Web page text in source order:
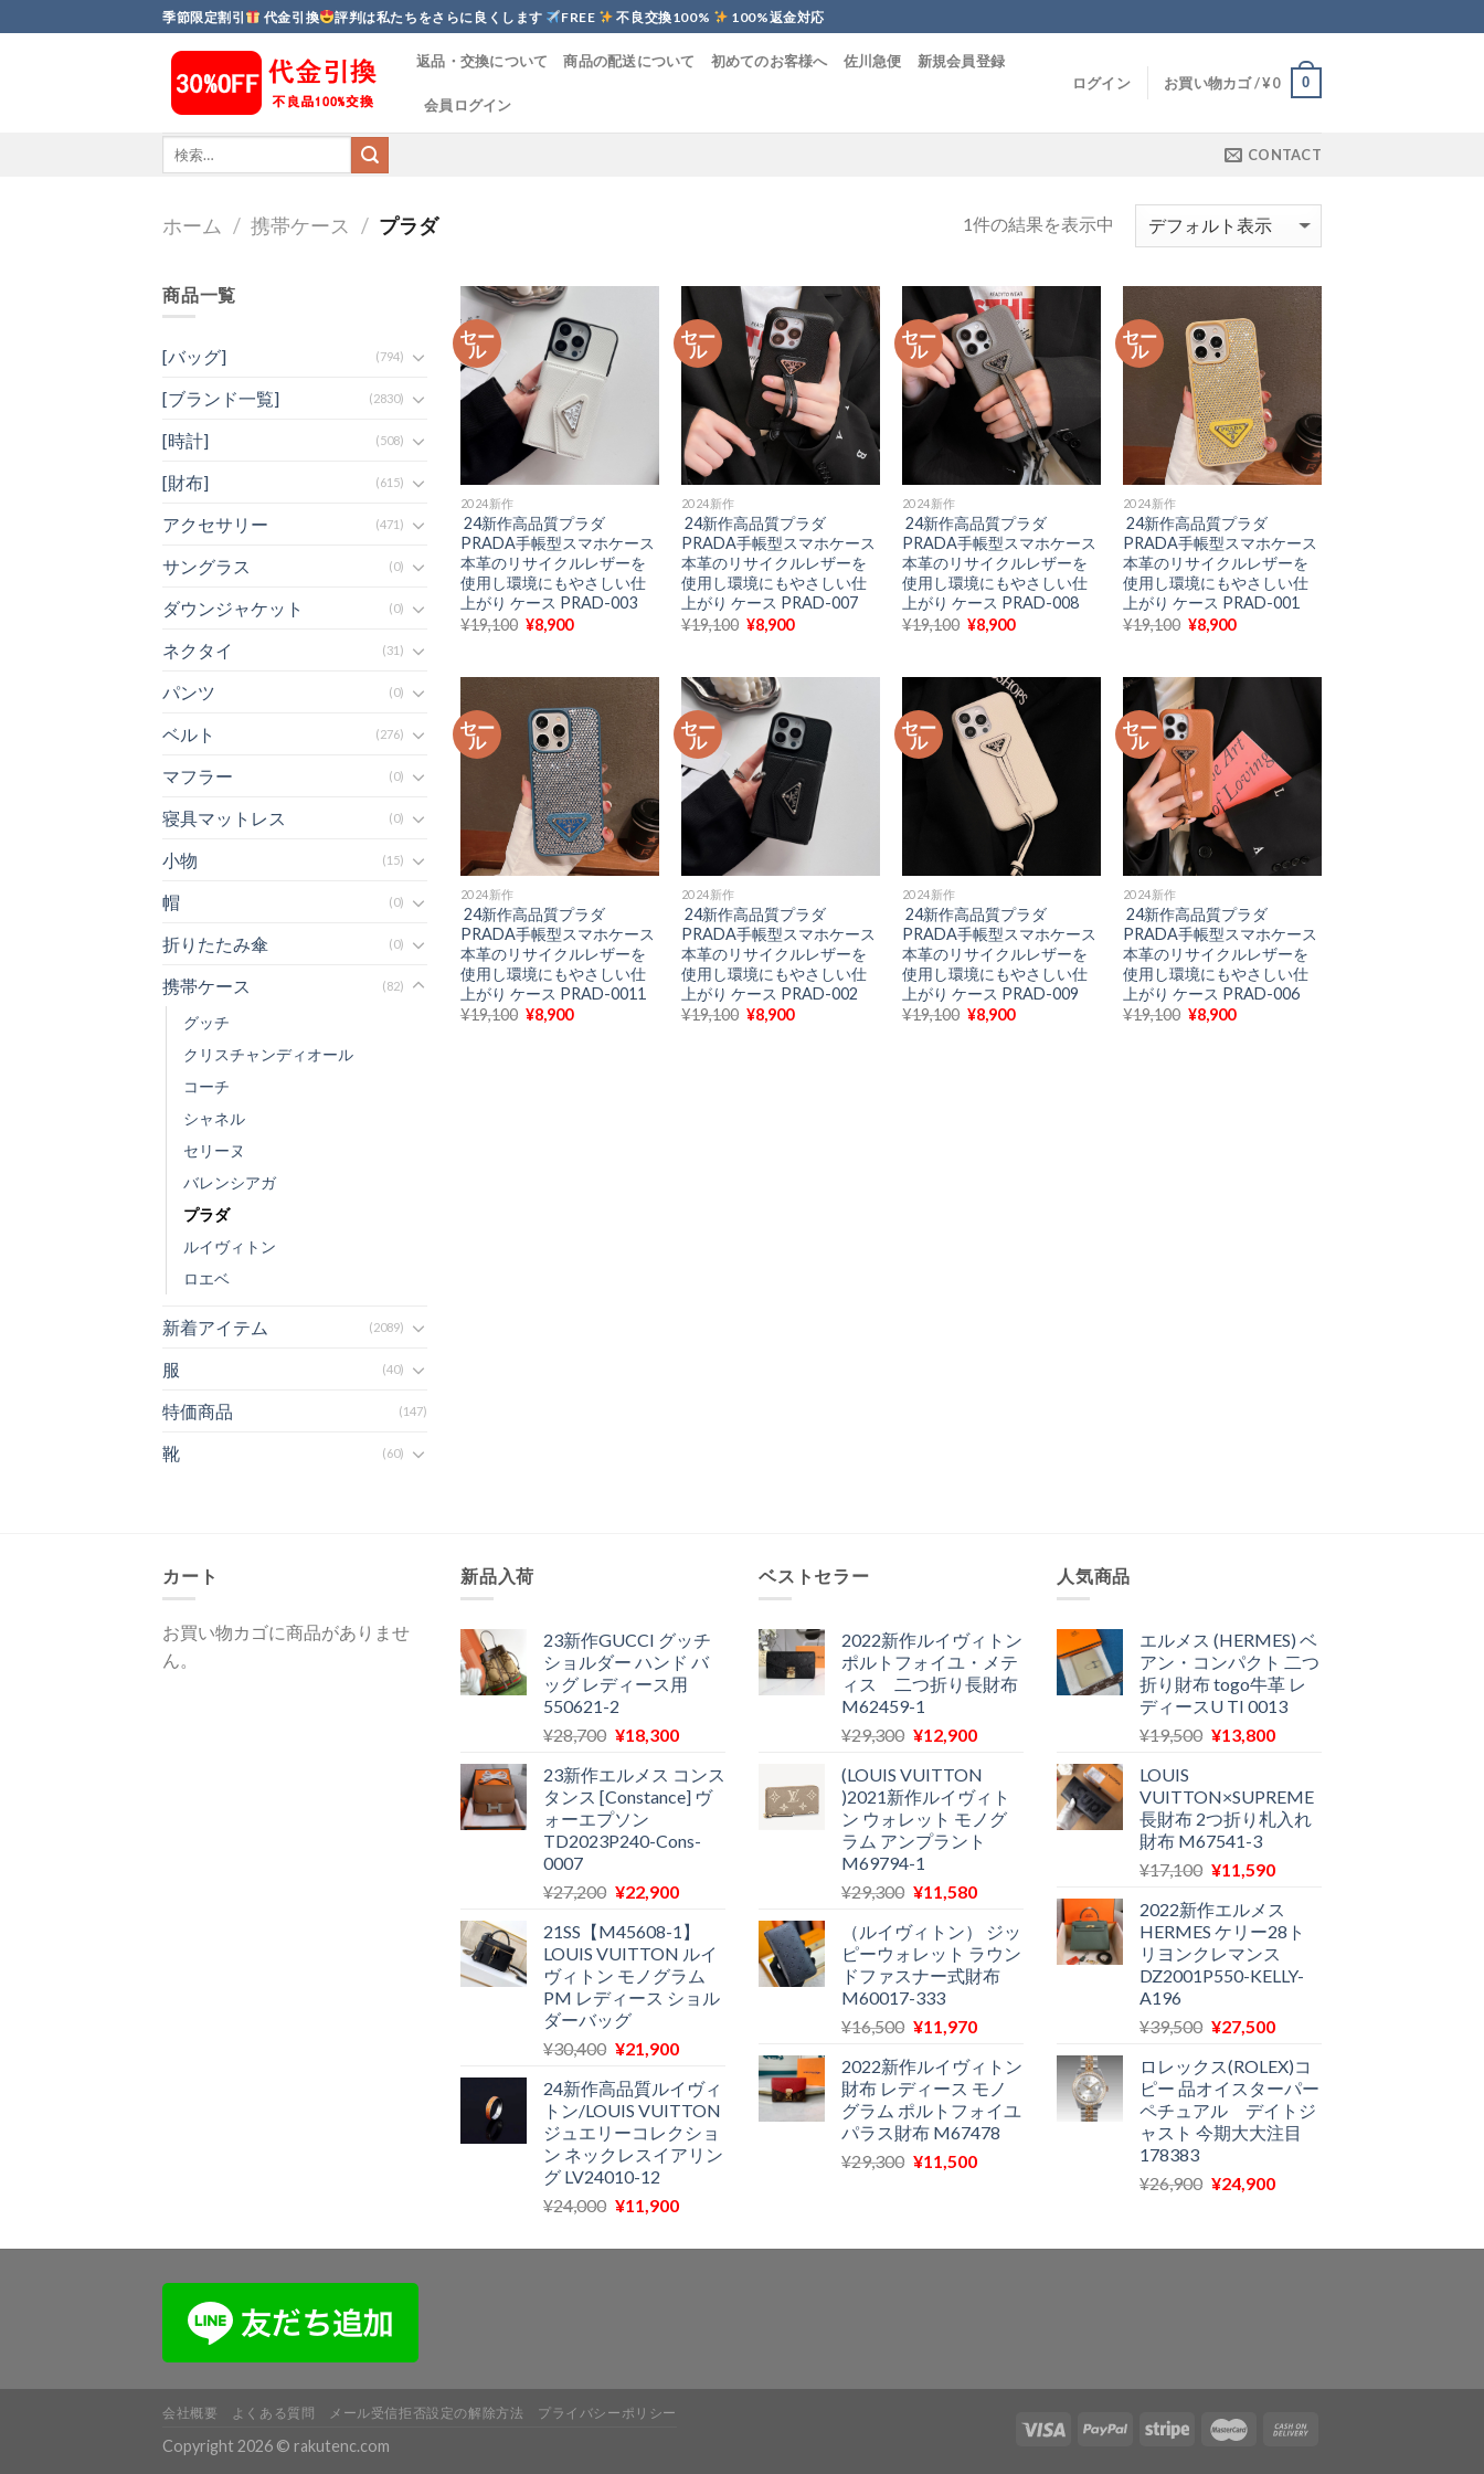
to
季節限定割引 代金引換 評判は私たちをさらに良くします FREE 不良交換100% 100%返金対応
返品・交換について 商品の配送について 初めてのお客様へ 佐川急便 新規会員登録
会員ログイン
ログイン お買い物カゴ /¥0 0
CONTACT
ホーム / 携帯ケース / プラダ 1件の結果を表示中
商品一覧
[バッグ] (794)
[ブランド一覧] (2830)
[時計] (508)
[財布] (615)
アクセサリー (471)
サングラス (0)
ダウンジャケット (0)
ネクタイ (31)
パンツ (0)
ベルト (276)
マフラー (0)
寝具マットレス (0)
小物 (15)
帽 (0)
折りたたみ傘 (0)
携帯ケース (82)
グッチ
クリスチャンディオール
コーチ
シャネル
セリーヌ
バレンシアガ
プラダ
ルイヴィトン
ロエベ
新着アイテム (2089)
服 (40)
特価商品 (147)
靴 (60)
セー
ル
2024新作
24新作高品質プラダ
PRADA手帳型スマホケース
本革のリサイクルレザーを
使用し環境にもやさしい仕
上がり ケース PRAD-003
¥19,100 元
で
し
た。
¥8,900現
¥8,900
で
す。
セー
ル
2024新作
24新作高品質プラダ
PRADA手帳型スマホケース
本革のリサイクルレザーを
使用し環境にもやさしい仕
上がり ケース PRAD-007
¥19,100 元
は
¥19,100
で
た。
¥8,900現
¥8,900
で
す。
セー
ル
2024新作
24新作高品質プラダ
PRADA手帳型スマホケース
本革のリサイクルレザーを
使用し環境にもやさしい仕
上がり ケース PRAD-008
¥19,100 元
¥19,100
で
し
た。
¥8,900現
格
は
¥8,900
で
す。
セー
ル
2024新作
24新作高品質プラダ
PRADA手帳型スマホケース
本革のリサイクルレザーを
使用し環境にもやさしい仕
上がり ケース PRAD-001
¥19,100 元
は
¥19,100
で
し
た。
¥8,900現
で
す。
セー
ル
2024新作
24新作高品質プラダ
PRADA手帳型スマホケース
本革のリサイクルレザーを
使用し環境にもやさしい仕
上がり ケース PRAD-0011
¥19,100 元
¥8,900現
セー
ル
2024新作
24新作高品質プラダ
PRADA手帳型スマホケース
本革のリサイクルレザーを
使用し環境にもやさしい仕
上がり ケース PRAD-002
¥19,100 元
¥8,900現
セー
ル
2024新作
24新作高品質プラダ
PRADA手帳型スマホケース
本革のリサイクルレザーを
使用し環境にもやさしい仕
上がり ケース PRAD-009
¥19,100 元
¥8,900現
セー
ル
2024新作
24新作高品質プラダ
PRADA手帳型スマホケース
本革のリサイクルレザーを
使用し環境にもやさしい仕
上がり ケース PRAD-006
¥19,100 元
¥8,900現
カート
お買い物カゴに商品がありませ
ん。
新品入荷
23新作GUCCI グッチ
ショルダー ハンド バ
ッグ レディース用
550621-2
¥28,700 元
価
格
は
¥28,700
し
¥18,300現
の
価
は
で
す。
23新作エルメス コンス
タンス [Constance] ヴ
ォーエプソン
TD2023P240-Cons-
0007
¥27,200 元
価
格
は
¥27,200
で
し
た。
¥22,900現
の
価
格
は
で
す。
21SS【M45608-1】
LOUIS VUITTON ルイ
ヴィトン モノグラム
PM レディース ショル
ダーバッグ
¥30,400 元
価
格
は
¥30,400
で
し
¥21,900現
の
価
格
は
で
24新作高品質ルイヴィ
トン/LOUIS VUITTON
ジュエリーコレクショ
ン ネックレスイアリン
グ LV24010-12
¥24,000 元
価
た。
¥11,900現
の
す。
ベストセラー
2022新作ルイヴィトン
ポルトフォイユ・メテ
ィス 二つ折り長財布
M62459-1
¥29,300 元
価
格
は
¥29,300
で
し
た。
¥12,900現
の
価
格
は
で
(LOUIS VUITTON
)2021新作ルイヴィト
ン ウォレット モノグ
ラム アンプラント
M69794-1
¥29,300 元
価
格
は
¥29,300
で
た。
¥11,580現
の
価
格
¥11,580
す。
（ルイヴィトン） ジッ
ピーウォレット ラウン
ドファスナー式財布
M60017-333
¥16,500 元
価
格
は
¥16,500
で
¥11,970現
の
価
格
は
¥11,970
2022新作ルイヴィトン
財布 レディース モノ
グラム ポルトフォイユ
パラス財布 M67478
¥29,300 元
は
¥11,500現
格
人気商品
エルメス (HERMES) ベ
アン・コンパクト 二つ
折り財布 togo牛革 レ
ディースU TI 0013
¥19,500 元
格
は
¥19,500
で
た。
¥13,800現
価
格
¥13,800
す。
LOUIS
VUITTON×SUPREME
長財布 2つ折り札入れ
財布 M67541-3
¥17,100 元
価
格
は
¥17,100
し
¥11,590現
の
価
格
は
で
2022新作エルメス
HERMES ケリー28ト
リヨンクレマンス
DZ2001P550-KELLY-
A196
¥39,500 元
価
格
は
¥39,500
し
¥27,500現
の
価
格
は
で
ロレックス(ROLEX)コ
ピー 品オイスターパー
ペチュアル デイトジ
ャスト 今期大大注目
178383
¥26,900 元
格
¥24,900現
価
会社概要 よくある質問 メール受信拒否設定の解除方法 プライバシーポリシー
Copyright 2026 © rakutenc.com